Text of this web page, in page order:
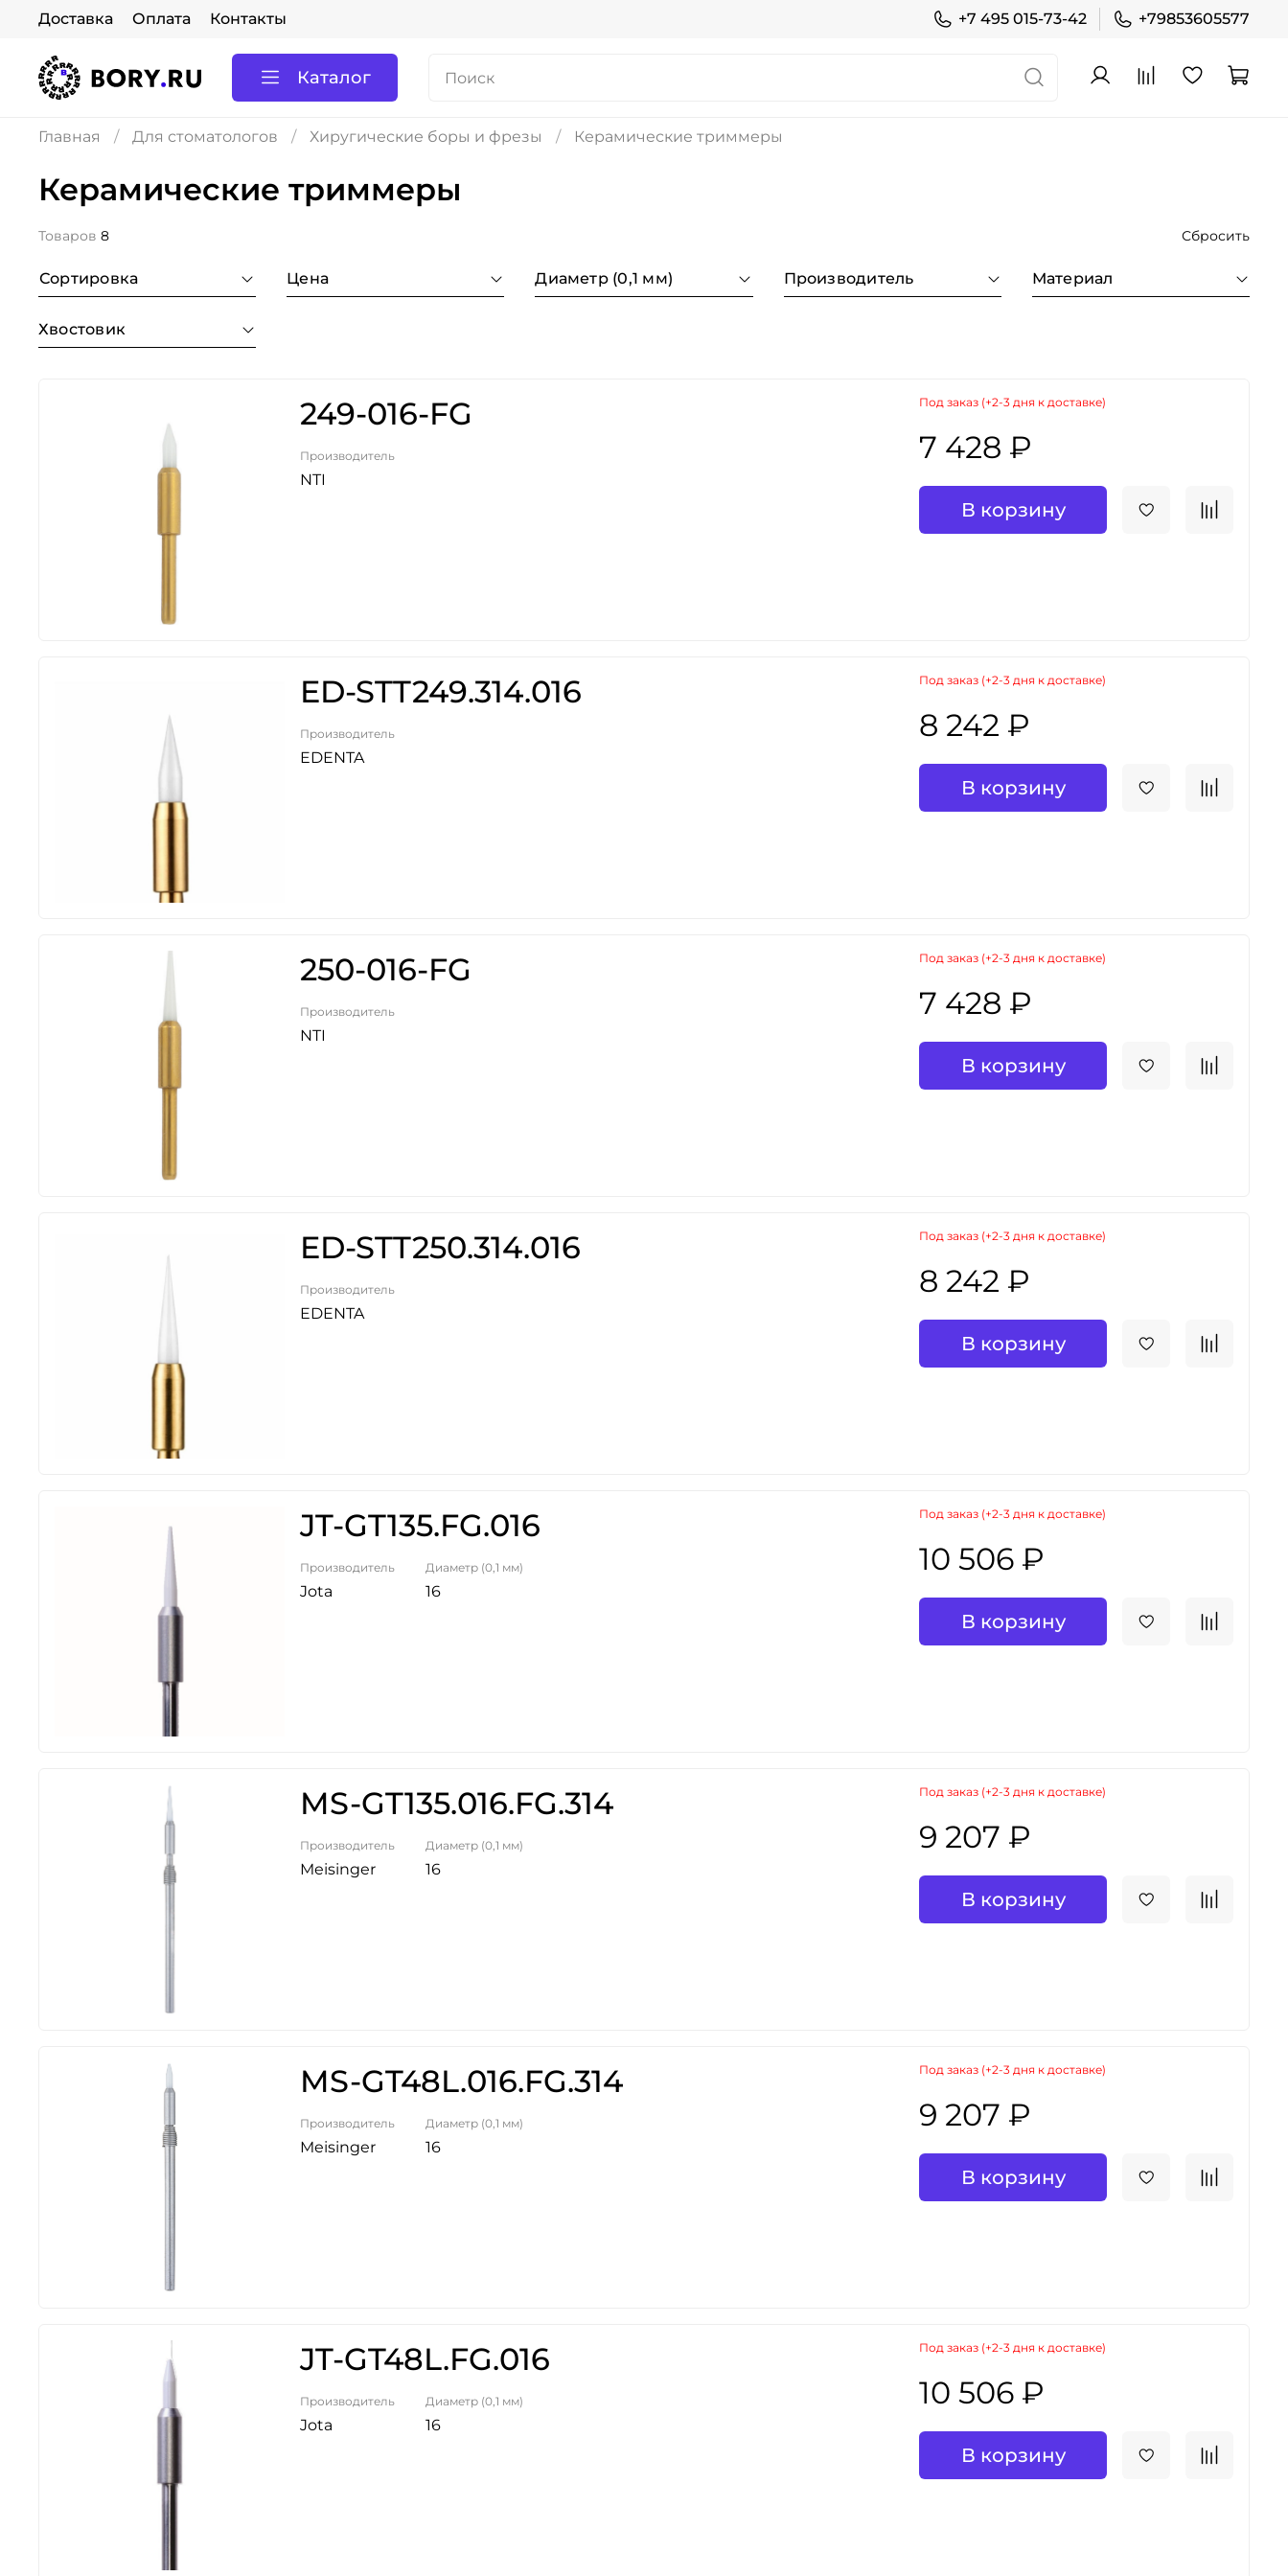
Доставка Оплата Контакты +7 495 015-73-42 +79853605577
Каталог
Главная Для стоматологов Хиругические боры и фрезы Керамические триммеры
Керамические триммеры
Товаров 8 Сбросить
Сортировка Цена Диаметр (0,1 мм) Производитель Материал
Хвостовик
249-016-FG
Производитель
NTI
Под заказ (+2-3 дня к доставке)
7 428 ₽
В корзину
ED-STT249.314.016
Производитель
EDENTA
Под заказ (+2-3 дня к доставке)
8 242 ₽
В корзину
250-016-FG
Производитель
NTI
Под заказ (+2-3 дня к доставке)
7 428 ₽
В корзину
ED-STT250.314.016
Производитель
EDENTA
Под заказ (+2-3 дня к доставке)
8 242 ₽
В корзину
JT-GT135.FG.016
Производитель
Jota
Диаметр (0,1 мм)
16
Под заказ (+2-3 дня к доставке)
10 506 ₽
В корзину
MS-GT135.016.FG.314
Производитель
Meisinger
Диаметр (0,1 мм)
16
Под заказ (+2-3 дня к доставке)
9 207 ₽
В корзину
MS-GT48L.016.FG.314
Производитель
Meisinger
Диаметр (0,1 мм)
16
Под заказ (+2-3 дня к доставке)
9 207 ₽
В корзину
JT-GT48L.FG.016
Производитель
Jota
Диаметр (0,1 мм)
16
Под заказ (+2-3 дня к доставке)
10 506 ₽
В корзину